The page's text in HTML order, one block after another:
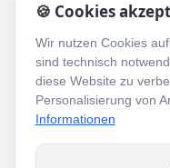
Rechtliches
Impressum
🍪 Cookies
Wir nutzen Cookies
sind technisch
diese Website zu
Personalisierung von
Informationen